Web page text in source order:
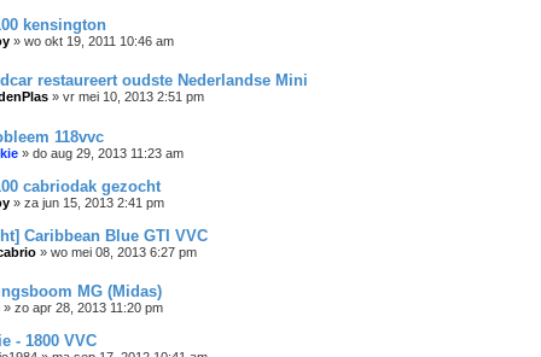
kensington
» wo okt 19, 2011 10:46 am
restaureert oudste Nederlandse Mini
» vr mei 10, 2013 2:51 pm
118vvc
» do aug 29, 2013 11:23 am
cabriodak gezocht
» za jun 15, 2013 2:41 pm
Caribbean Blue GTI VVC
» wo mei 08, 2013 6:27 pm
MG (Midas)
» zo apr 28, 2013 11:20 pm
- 1800 VVC